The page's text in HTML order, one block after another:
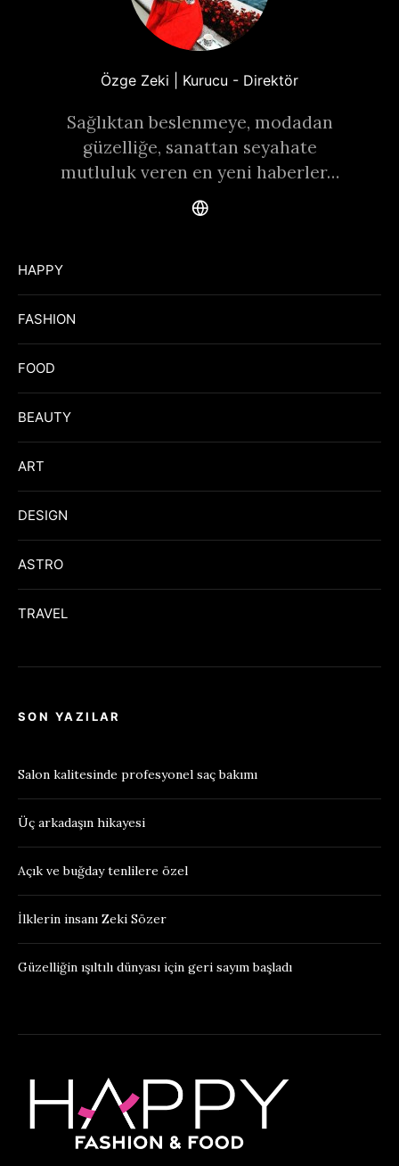
Özge Zeki | Kurucu - Direktör
Sağlıktan beslenmeye, modadan
güzelliğe, sanattan seyahate
mutluluk veren en yeni haberler…
HAPPY
FASHION
FOOD
BEAUTY
ART
DESIGN
ASTRO
TRAVEL
SON YAZILAR
Salon kalitesinde profesyonel saç bakımı
Üç arkadaşın hikayesi
Açık ve buğday tenlilere özel
İlklerin insanı Zeki Sözer
Güzelliğin ışıltılı dünyası için geri sayım başladı